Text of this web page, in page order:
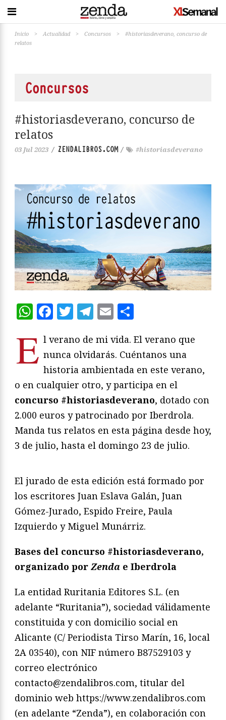
Inicio > Actualidad > Concursos >
#historiasdeverano, concurso de
relatos
Concursos
#historiasdeverano, concurso de
relatos
03 Jul 2023 / ZENDALIBROS.COM/ #historiasdeverano
WhatsApp
Facebook
Twitter
Telegram
Email
E l verano de mi vida. El verano que
nunca olvidarás. Cuéntanos una
historia ambientada en este verano,
o en cualquier otro, y participa en el
concurso #historiasdeverano, dotado con
2.000 euros y patrocinado por Iberdrola.
Manda tus relatos en esta página desde hoy,
3 de julio, hasta el domingo 23 de julio.
El jurado de esta edición está formado por
los escritores Juan Eslava Galán, Juan
Gómez-Jurado, Espido Freire, Paula
Izquierdo y Miguel Munárriz.
Bases del concurso #historiasdeverano,
organizado por Zenda e Iberdrola
La entidad Ruritania Editores S.L. (en
adelante “Ruritania”), sociedad válidamente
constituida y con domicilio social en
Alicante (C/ Periodista Tirso Marín, 16, local
2A 03540), con NIF número B87529103 y
correo electrónico
contacto@zendalibros.com, titular del
dominio web https://www.zendalibros.com
(en adelante “Zenda”), en colaboración con